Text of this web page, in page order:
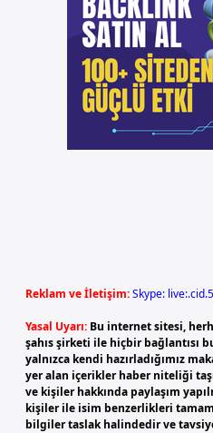
Reklam ve İletişim:Skype:
Yasal Uyarı: Bu internet sitesi,
şahıs şirketi ile hiçbir bağlantısı
yalnızca kendi hazırladığımız
yer alan içerikler haber niteliği
ve kişiler hakkında paylaşım
kişiler ile isim benzerlikleri
bilgiler taslak halindedir ve